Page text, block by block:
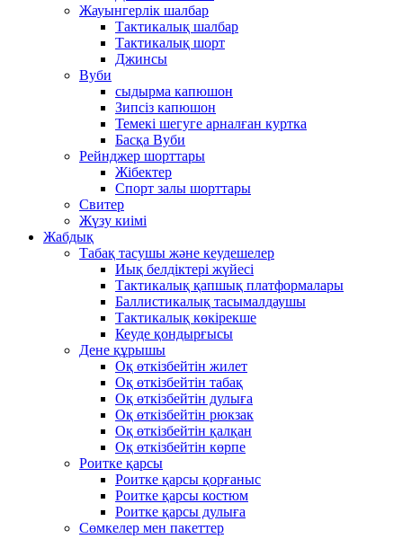
Жауынгерлік шалбар
Тактикалық шалбар
Тактикалық шорт
Джинсы
Вуби
сыдырма капюшон
Зипсіз капюшон
Темекі шегуге арналған куртка
Басқа Вуби
Рейнджер шорттары
Жібектер
Спорт залы шорттары
Свитер
Жүзу киімі
Жабдық
Табақ тасушы және кеудешелер
Иық белдіктері жүйесі
Тактикалық қапшық платформалары
Баллистикалық тасымалдаушы
Тактикалық көкірекше
Кеуде қондырғысы
Дене құрышы
Оқ өткізбейтін жилет
Оқ өткізбейтін табақ
Оқ өткізбейтін дулыға
Оқ өткізбейтін рюкзак
Оқ өткізбейтін қалқан
Оқ өткізбейтін көрпе
Роитке қарсы
Роитке қарсы қорғаныс
Роитке қарсы костюм
Роитке қарсы дулыға
Сөмкелер мен пакеттер